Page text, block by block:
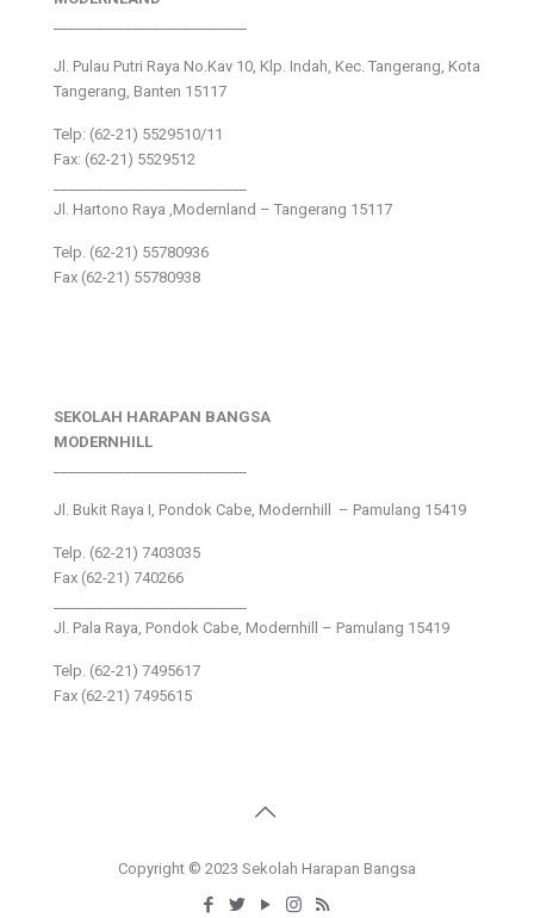
Jl. Pulau Putri Raya No.Kav 10, Klp. Indah, Kec. Tangerang, Kota
Tangerang, Banten 15117
Telp: (62-21) 5529510/11
Fax: (62-21) 5529512
Jl. Hartono Raya ,Modernland – Tangerang 15117
Telp. (62-21) 55780936
Fax (62-21) 55780938
SEKOLAH HARAPAN BANGSA
MODERNHILL
Jl. Bukit Raya I, Pondok Cabe, Modernhill – Pamulang 15419
Telp. (62-21) 7403035
Fax (62-21) 740266
Jl. Pala Raya, Pondok Cabe, Modernhill – Pamulang 15419
Telp. (62-21) 7495617
Fax (62-21) 7495615
Copyright © 2023 Sekolah Harapan Bangsa